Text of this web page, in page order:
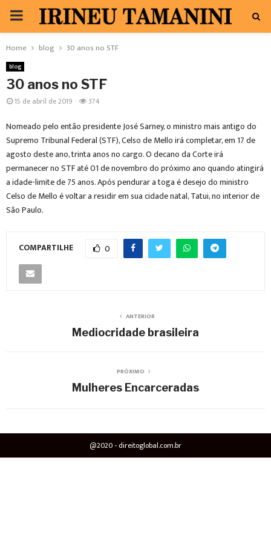
PRIMARY
MENU
Home blog 30 anos no STF
blog
30 anos no STF
15 de abril de 2019 374
Nomeado pelo então presidente José Sarney, o ministro mais antigo do
Supremo Tribunal Federal (STF), Celso de Mello irá completar, em 17 de
agosto deste ano, trinta anos no cargo. O decano da Corte irá
permanecer no STF até 01 de novembro do próximo ano quando atingirá
a idade-limite de 75 anos. Após pendurar a toga é desejo do ministro
Celso de Mello é voltar a residir em sua cidade natal, Tatui, no interior de
São Paulo.
COMPARTILHE 0
ANTERIOR
Mediocridade brasileira
PRÓXIMO
Mulheres Encarceradas
@2020 - direitoglobal.com.br